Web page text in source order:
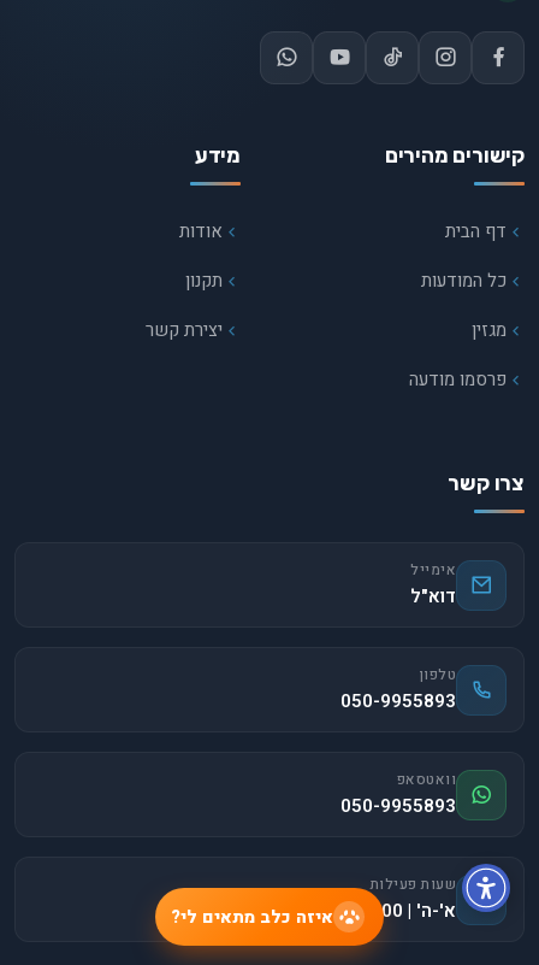
קישורים מהירים
דף הבית
כל המודעות
מגזין
פרסמו מודעה
מידע
אודות
תקנון
יצירת קשר
צרו קשר
אימייל
דוא"ל
טלפון
050-9955893
וואטסאפ
050-9955893
שעות פעילות
א'-ה' | 9:00-18:00 איזה כלב מתאים לי?